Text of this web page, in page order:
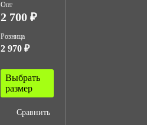
Опт
2 700 ₽
Розница
2 970 ₽
Выбрать
размер
Сравнить